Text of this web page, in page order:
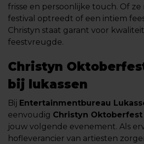
frisse en persoonlijke touch. Of
festival optreedt of een intiem
Christyn staat garant voor
feestvreugde.
Christyn
bij lukassen
Bij Entertainmentbureau
eenvoudig Christyn
jouw volgende evenement. Als
hofleverancier van artiesten